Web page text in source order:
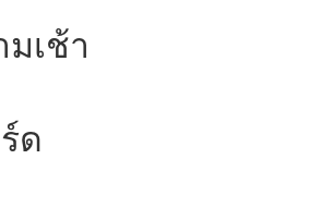
เช้า
ด